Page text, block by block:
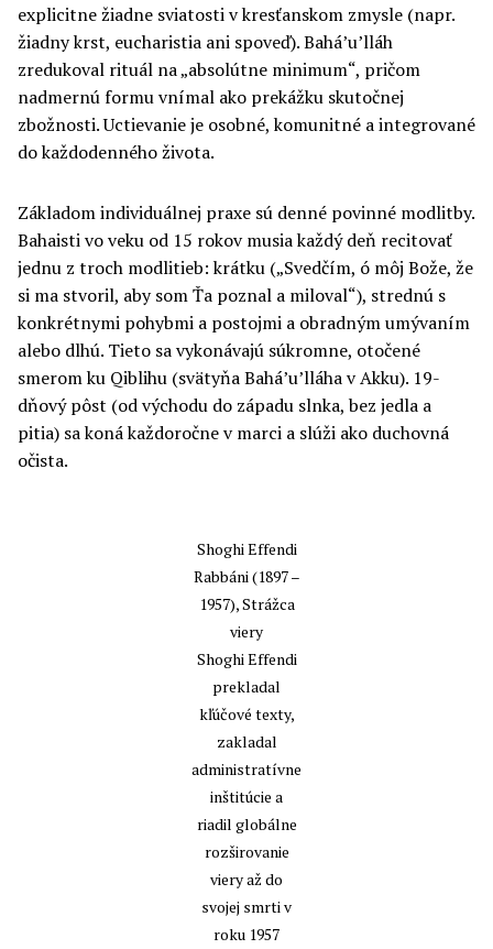
explicitne žiadne sviatosti v kresťanskom zmysle (napr.
žiadny krst, eucharistia ani spoveď). Bahá’u’lláh
zredukoval rituál na „absolútne minimum“, pričom
nadmernú formu vnímal ako prekážku skutočnej
zbožnosti. Uctievanie je osobné, komunitné a integrované
do každodenného života.
Základom individuálnej praxe sú denné povinné modlitby.
Bahaisti vo veku od 15 rokov musia každý deň recitovať
jednu z troch modlitieb: krátku („Svedčím, ó môj Bože, že
si ma stvoril, aby som Ťa poznal a miloval“), strednú s
konkrétnymi pohybmi a postojmi a obradným umývaním
alebo dlhú. Tieto sa vykonávajú súkromne, otočené
smerom ku Qiblihu (svätyňa Bahá’u’lláha v Akku). 19-
dňový pôst (od východu do západu slnka, bez jedla a
pitia) sa koná každoročne v marci a slúži ako duchovná
očista.
Shoghi Effendi
Rabbáni (1897 –
1957), Strážca
viery
Shoghi Effendi
prekladal
kľúčové texty,
zakladal
administratívne
inštitúcie a
riadil globálne
rozširovanie
viery až do
svojej smrti v
roku 1957